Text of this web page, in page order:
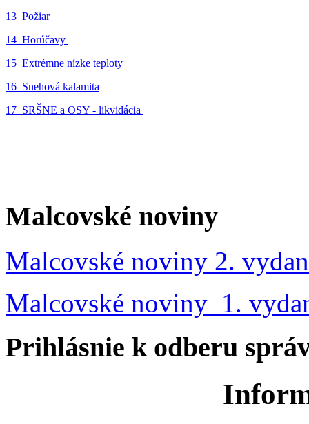
13_Požiar
14_Horúčavy
15_Extrémne nízke teploty
16_Snehová kalamita
17_SRŠNE a OSY - likvidácia
Malcovské noviny
Malcovské noviny 2.
Malcovské noviny 1.
Prihlásnie k odberu